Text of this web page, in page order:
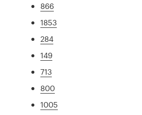
866
1853
284
149
713
800
1005